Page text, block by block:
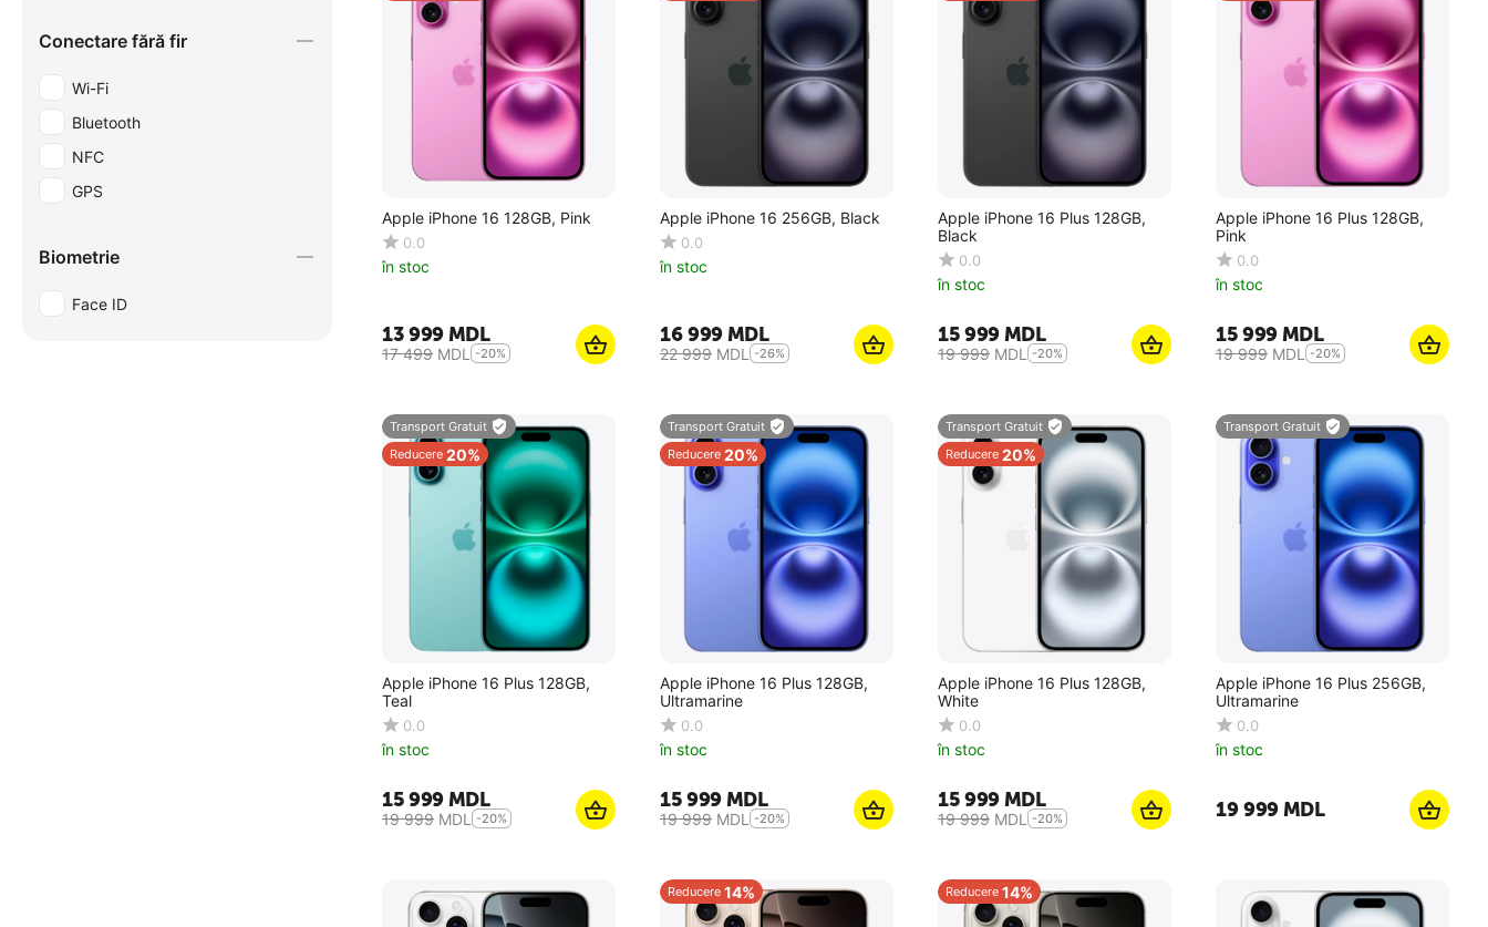
Apple iPhone 16 128GB, Pink
0.0
în stoc
13 999MDL
17 499 MDL -20%
Apple iPhone 16 256GB, Black
0.0
în stoc
16 999MDL
22 999 MDL -26%
Apple iPhone 16 Plus 128GB,
Black
0.0
în stoc
15 999MDL
19 999 MDL -20%
Apple iPhone 16 Plus 128GB,
Pink
0.0
în stoc
15 999MDL
19 999 MDL -20%
Transport Gratuit
Reducere 20%
Apple iPhone 16 Plus 128GB,
Teal
0.0
în stoc
15 999MDL
19 999 MDL -20%
Transport Gratuit
Reducere 20%
Apple iPhone 16 Plus 128GB,
Ultramarine
0.0
în stoc
15 999MDL
19 999 MDL -20%
Transport Gratuit
Reducere 20%
Apple iPhone 16 Plus 128GB,
White
0.0
în stoc
15 999MDL
19 999 MDL -20%
Transport Gratuit
Apple iPhone 16 Plus 256GB,
Ultramarine
0.0
în stoc
19 999MDL
Reducere 14% Reducere 14%
Conectare fără fir
Wi-Fi
Bluetooth
NFC
GPS
Biometrie
Face ID